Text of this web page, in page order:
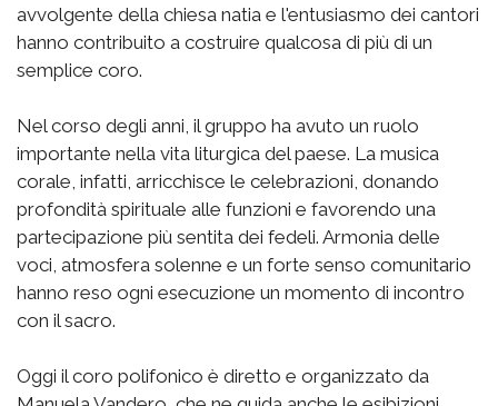
avvolgente della chiesa natia e l'entusiasmo dei cantori
hanno contribuito a costruire qualcosa di più di un
semplice coro.
Nel corso degli anni, il gruppo ha avuto un ruolo
importante nella vita liturgica del paese. La musica
corale, infatti, arricchisce le celebrazioni, donando
profondità spirituale alle funzioni e favorendo una
partecipazione più sentita dei fedeli. Armonia delle
voci, atmosfera solenne e un forte senso comunitario
hanno reso ogni esecuzione un momento di incontro
con il sacro.
Oggi il coro polifonico è diretto e organizzato da